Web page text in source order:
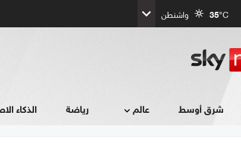
35°C واشنطن
شرق أوسط عالم رياضة الذكاء